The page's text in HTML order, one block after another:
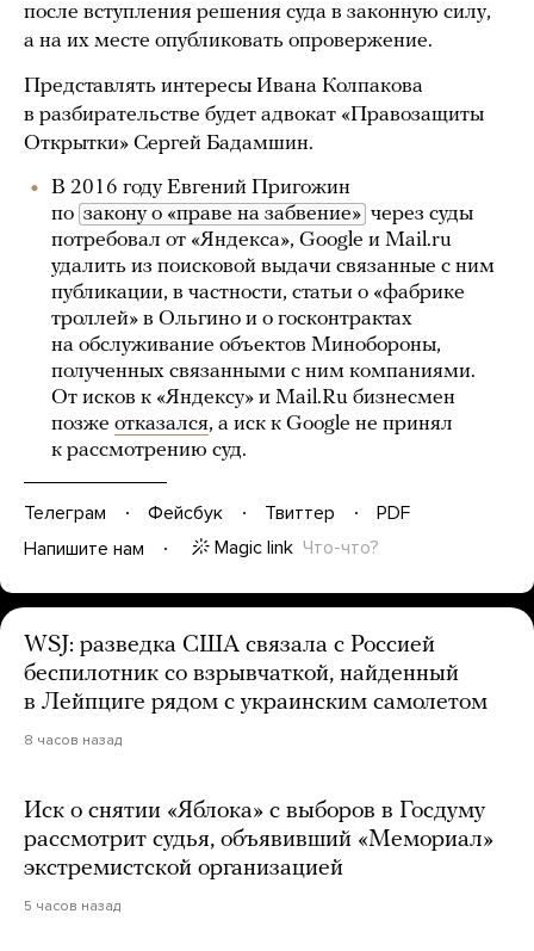
после вступления решения суда в законную силу,
а на их месте опубликовать опровержение.
Представлять интересы Ивана Колпакова
в разбирательстве будет адвокат «Правозащиты
Открытки» Сергей Бадамшин.
В 2016 году Евгений Пригожин
по закону о «праве на забвение» через суды
потребовал от «Яндекса», Google и Mail.ru
удалить из поисковой выдачи связанные с ним
публикации, в частности, статьи о «фабрике
троллей» в Ольгино и о госконтрактах
на обслуживание объектов Минобороны,
полученных связанными с ним компаниями.
От исков к «Яндексу» и Mail.Ru бизнесмен
позже отказался, а иск к Google не принял
к рассмотрению суд.
Телеграм Фейсбук Твиттер
PDF
Напишите нам
Magic link Что-что?
WSJ: разведка США связала с Россией
беспилотник со взрывчаткой, найденный
в Лейпциге рядом с украинским самолетом
8 часов назад
Иск о снятии «Яблока» с выборов в Госдуму
рассмотрит судья, объявивший «Мемориал»
экстремистской организацией
5 часов назад